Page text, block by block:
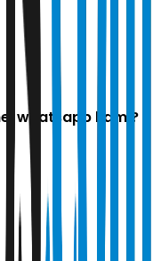
whatsapp kami?